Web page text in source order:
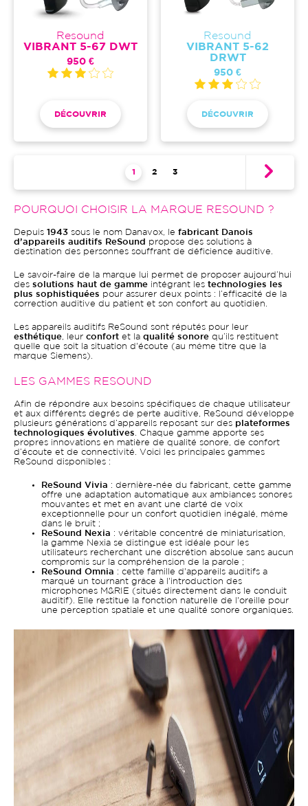
Resound
VIBRANT 5-67 DWT
950 €
DÉCOUVRIR
Resound
VIBRANT 5-62
DRWT
950 €
DÉCOUVRIR
Page courante
1 Page
2 Page
3
POURQUOI CHOISIR LA MARQUE RESOUND ?
Depuis 1943 sous le nom Danavox, le fabricant Danois
d’appareils auditifs ReSound
propose des solutions à
destination des personnes souffrant de déficience auditive.
Le savoir-faire de la marque lui permet de proposer aujourd’hui
des solutions haut de gamme intégrant les technologies les
plus sophistiquées pour assurer deux points : l’efficacité de la
correction auditive du patient et son confort au quotidien.
Les appareils auditifs ReSound sont réputés pour leur
esthétique , leur confort et la qualité sonore qu’ils restituent
quelle que soit la situation d'écoute (au même titre que la
marque Siemens).
LES GAMMES RESOUND
Afin de répondre aux besoins spécifiques de chaque utilisateur
et aux différents degrés de perte auditive, ReSound développe
plusieurs générations d’appareils reposant sur des plateformes
technologiques évolutives . Chaque gamme apporte ses
propres innovations en matière de qualité sonore, de confort
d’écoute et de connectivité. Voici les principales gammes
ReSound disponibles :
ReSound Vivia : dernière-née du fabricant, cette gamme
offre une adaptation automatique aux ambiances sonores
mouvantes et met en avant une clarté de voix
exceptionnelle pour un confort quotidien inégalé, même
dans le bruit ;
ReSound Nexia : véritable concentré de miniaturisation,
la gamme Nexia se distingue est idéale pour les
utilisateurs recherchant une discrétion absolue sans aucun
compromis sur la compréhension de la parole ;
ReSound Omnia : cette famille d'appareils auditifs a
marqué un tournant grâce à l'introduction des
microphones M&RIE (situés directement dans le conduit
auditif). Elle restitue la fonction naturelle de l'oreille pour
une perception spatiale et une qualité sonore organiques.